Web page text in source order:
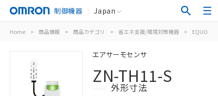
制御機器 Japan
Home > 商品情報 > 商品カテゴリ > 省エネ支援/環境対策機器 > EQUO環
エアサーモセンサ
ZN-TH11-S
外形寸法